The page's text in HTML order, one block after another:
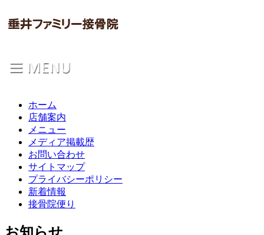
ホーム
店舗案内
メニュー
メディア掲載歴
お問い合わせ
サイトマップ
プライバシーポリシー
新着情報
接骨院便り
お知らせ